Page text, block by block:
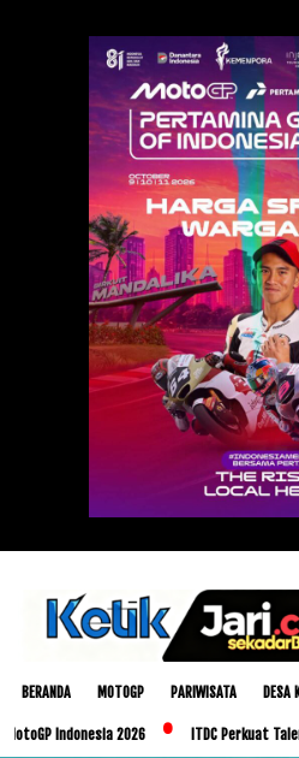
BERANDA MOTOGP PARIWISATA DESA
2026 ITDC Perkuat Talenta Lokal